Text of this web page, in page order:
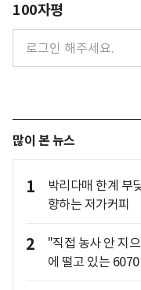
100자평
많이 본 뉴스
1
박리다매 한계 부
향하는 저가커피
2
"직접 농사 안 지
에 떨고 있는 6070